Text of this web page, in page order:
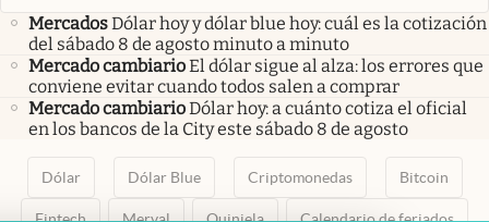
MercadosDólar hoy y dólar blue hoy: cuál es la cotización
del sábado 8 de agosto minuto a minuto
Mercado cambiarioEl dólar sigue al alza: los errores que
conviene evitar cuando todos salen a comprar
Mercado cambiarioDólar hoy: a cuánto cotiza el oficial
en los bancos de la City este sábado 8 de agosto
Dólar Dólar Blue Criptomonedas Bitcoin
Fintech Merval Quiniela Calendario de feriados